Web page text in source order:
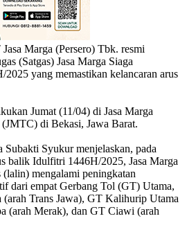
Jasa Marga (Persero) Tbk. resmi
(Satgas) Jasa Marga Siaga
yang memastikan kelancaran arus
Jumat (11/04) di Jasa Marga
di Bekasi, Jawa Barat.
Subakti Syukur menjelaskan, pada
balik Idulfitri 1446H/2025, Jasa Marga
mengalami peningkatan
dari empat Gerbang Tol (GT) Utama,
Trans Jawa), GT Kalihurip Utama
(arah Merak), dan GT Ciawi (arah